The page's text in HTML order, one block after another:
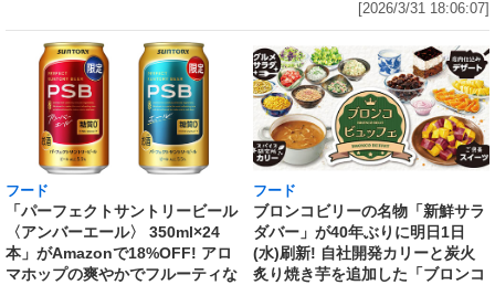
[2026/3/31 18:06:07]
フード
「パーフェクトサントリービール
〈アンバーエール〉 350ml×24
本」がAmazonで18%OFF! アロ
マホップの爽やかでフルーティな
フード
ブロンコビリーの名物「新鮮サラ
ダバー」が40年ぶりに明日1日
(水)刷新! 自社開発カリーと炭火
炙り焼き芋を追加した「ブロンコ